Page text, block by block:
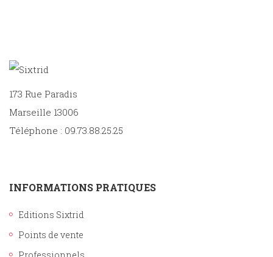
173 Rue Paradis
Marseille 13006
Téléphone : 09.73.88.25.25
INFORMATIONS PRATIQUES
Editions Sixtrid
Points de vente